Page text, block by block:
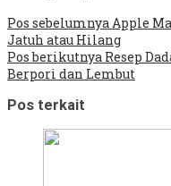
Pos sebelumnyaApple
Jatuh atau Hilang
Pos berikutnya Resep
Berpori dan Lembut
Pos terkait